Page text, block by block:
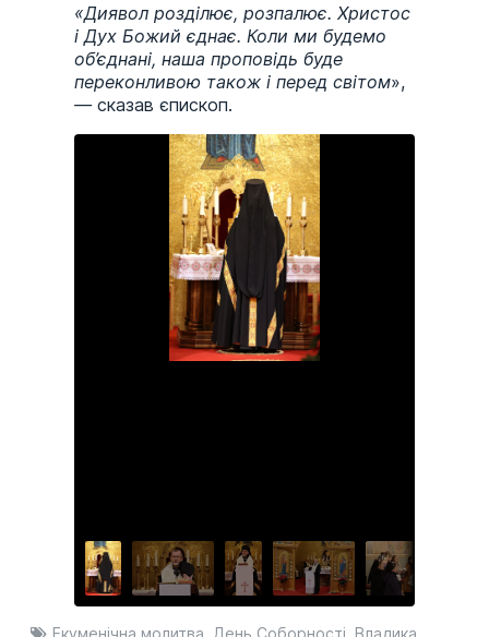
«Диявол розділює, розпалює. Христос
і Дух Божий єднає. Коли ми будемо
об’єднані, наша проповідь буде
переконливою також і перед світом»,
— сказав єпископ.
Екуменічна молитва День Соборності Владика